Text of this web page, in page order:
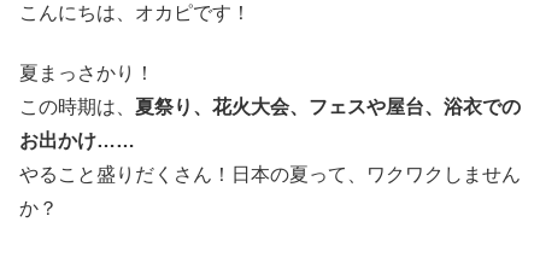
こんにちは、オカピです！
夏まっさかり！
この時期は、 夏祭り、花火大会、フェスや屋台、浴衣での
お出かけ……
やること盛りだくさん！日本の夏って、ワクワクしません
か？